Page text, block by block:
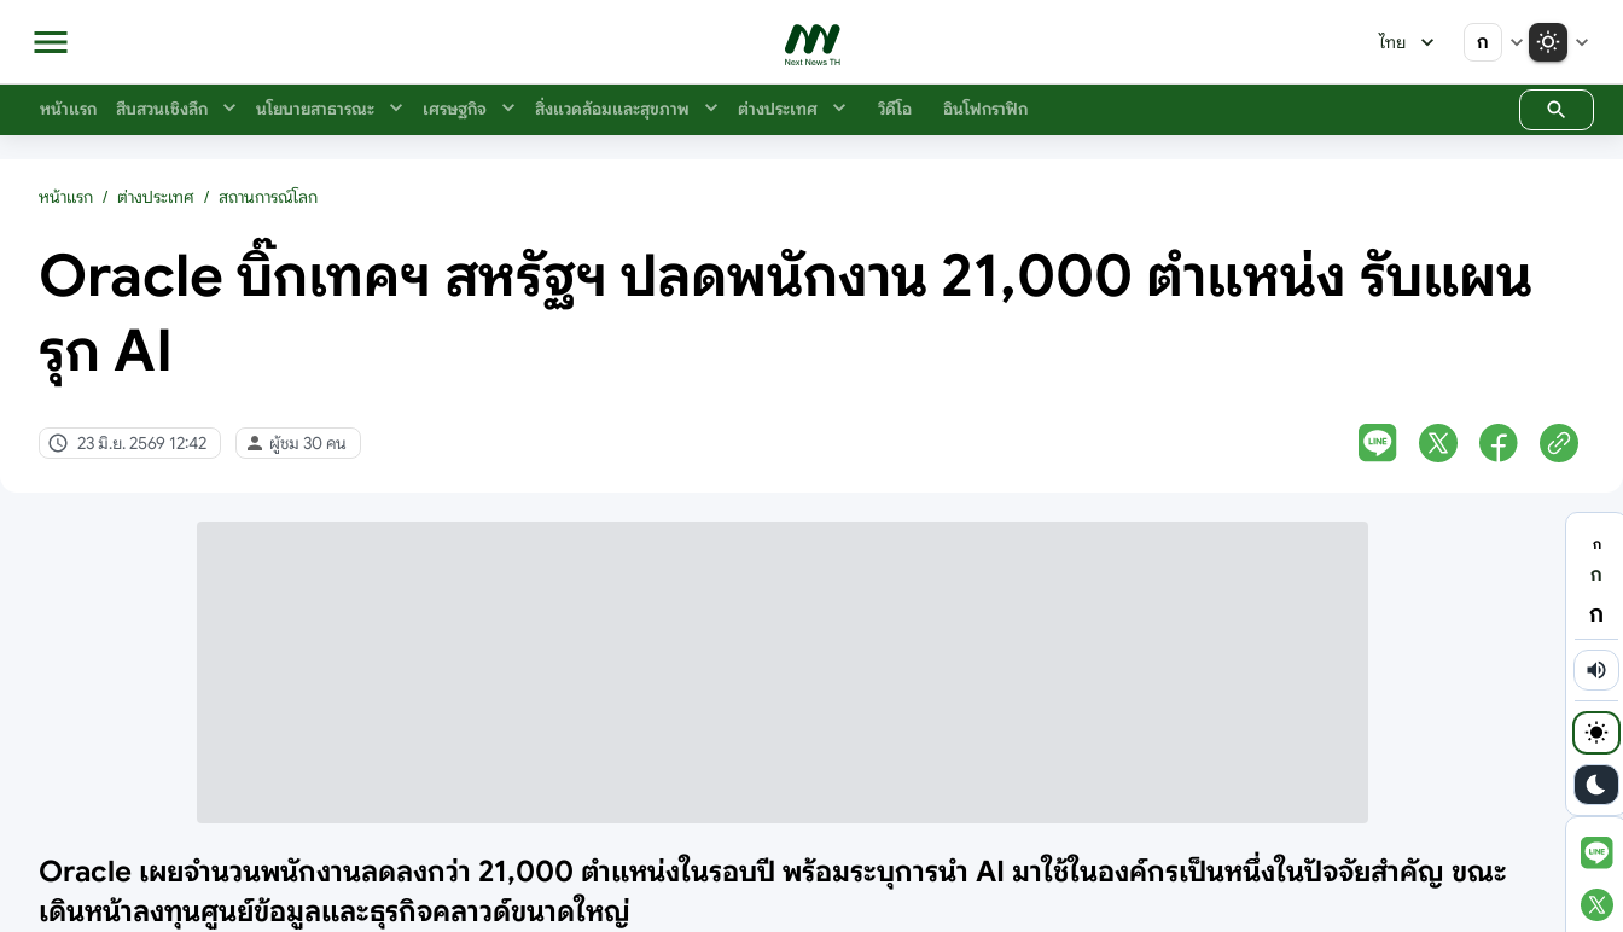
ไทย ก
หน้าแรก สืบสวนเชิงลึก นโยบายสาธารณะ เศรษฐกิจ สิ่งแวดล้อมและสุขภาพ ต่างประเทศ วิดีโอ อินโฟกราฟิก
หน้าแรก / ต่างประเทศ / สถานการณ์โลก
Oracle บิ๊กเทคฯ สหรัฐฯ ปลดพนักงาน 21,000 ตำแหน่ง รับแผน
รุก AI
23 มิ.ย. 2569 12:42 ผู้ชม 30 คน
Oracle เผยจำนวนพนักงานลดลงกว่า 21,000 ตำแหน่งในรอบปี พร้อมระบุการนำ AI มาใช้ในองค์กรเป็นหนึ่งในปัจจัยสำคัญ ขณะ
เดินหน้าลงทุนศูนย์ข้อมูลและธุรกิจคลาวด์ขนาดใหญ่
ก
ก
ก